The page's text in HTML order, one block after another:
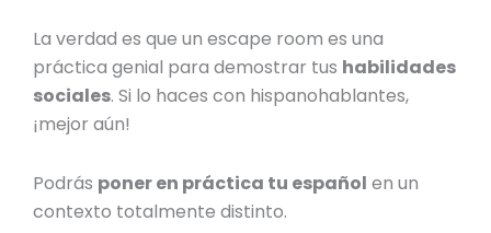
La verdad es que un escape room es una
práctica genial para demostrar tus habilidades
sociales. Si lo haces con hispanohablantes,
¡mejor aún!
Podrás poner en práctica tu español en un
contexto totalmente distinto.